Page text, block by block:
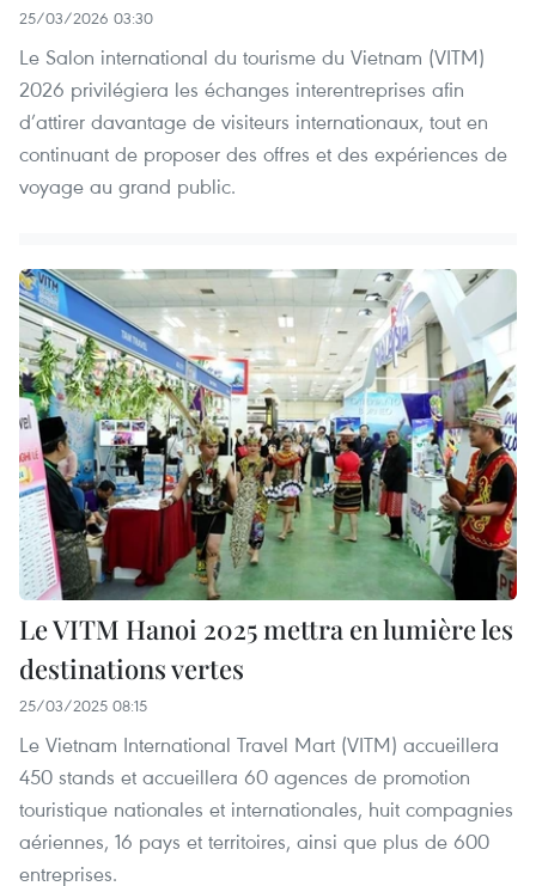
25/03/2026 03:30
Le Salon international du tourisme du Vietnam (VITM)
2026 privilégiera les échanges interentreprises afin
d’attirer davantage de visiteurs internationaux, tout en
continuant de proposer des offres et des expériences de
voyage au grand public.
Le VITM Hanoi 2025 mettra en lumière les
destinations vertes
25/03/2025 08:15
Le Vietnam International Travel Mart (VITM) accueillera
450 stands et accueillera 60 agences de promotion
touristique nationales et internationales, huit compagnies
aériennes, 16 pays et territoires, ainsi que plus de 600
entreprises.